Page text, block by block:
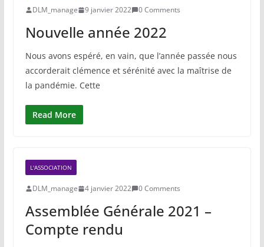
DLM_manage 9 janvier 2022 0 Comments
Nouvelle année 2022
Nous avons espéré, en vain, que l’année passée nous
accorderait clémence et sérénité avec la maîtrise de
la pandémie. Cette
Read More
L'ASSOCIATION
DLM_manage 4 janvier 2022 0 Comments
Assemblée Générale 2021 –
Compte rendu